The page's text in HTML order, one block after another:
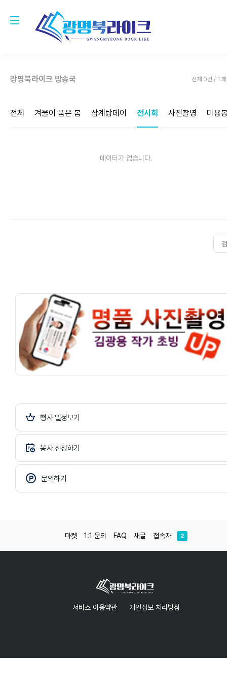
광명북라이크 방송국 전체 0건 / 1
전체 겨울이 품은 봄 삼계탕데이 전시회 사진촬영 미용
데이터가 없습니다.
행사 일정보기
봉사 신청하기
문의하기
마켓 1:1 문의 FAQ 새글 접속자 2
서비스 이용약관 개인정보 처리방침